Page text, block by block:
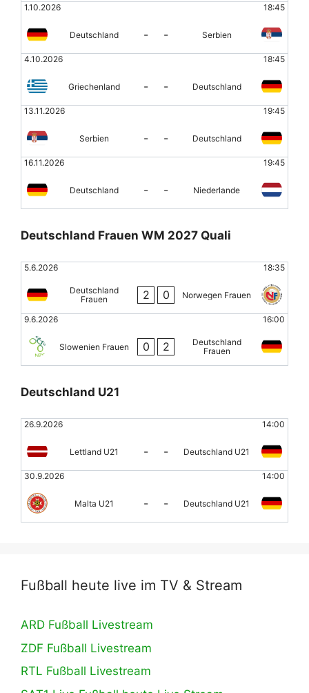
1.10.2026 18:45
Deutschland - - Serbien
4.10.2026 18:45
Griechenland - - Deutschland
13.11.2026 19:45
Serbien - - Deutschland
16.11.2026 19:45
Deutschland - - Niederlande
Deutschland Frauen WM 2027 Quali
5.6.2026 18:35
Deutschland
Frauen
2 0 Norwegen Frauen
9.6.2026 16:00
Slowenien Frauen 0 2
Deutschland
Frauen
Deutschland U21
26.9.2026 14:00
Lettland U21 - - Deutschland U21
30.9.2026 14:00
Malta U21 - - Deutschland U21
Fußball heute live im TV & Stream
ARD Fußball Livestream
ZDF Fußball Livestream
RTL Fußball Livestream